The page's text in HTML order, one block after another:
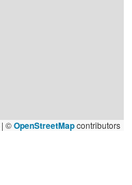
| ©OpenStreetMapcontributors